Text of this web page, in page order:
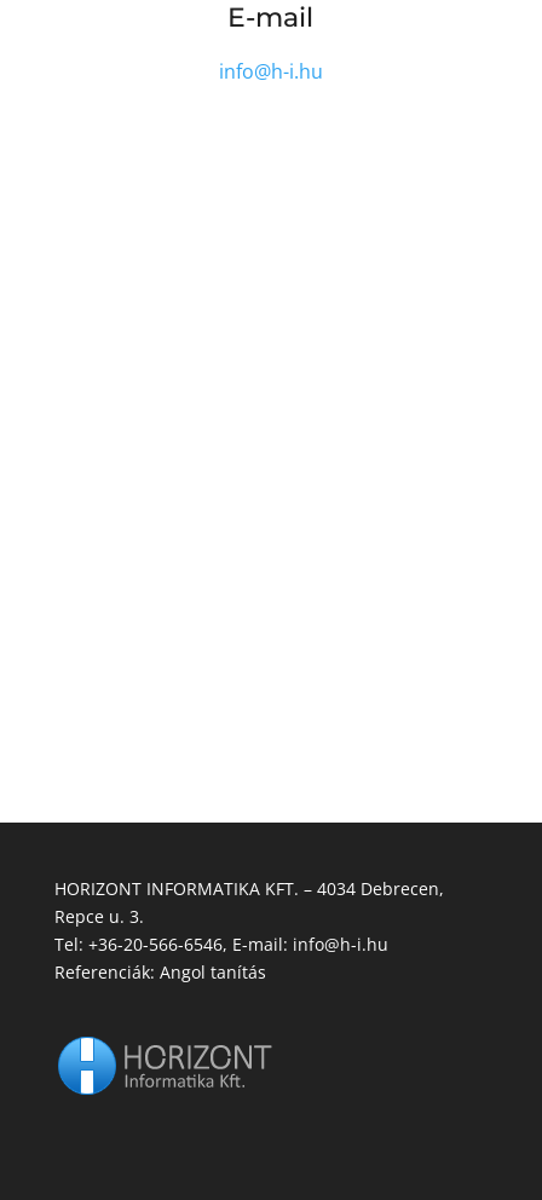
E-mail
info@h-i.hu
HORIZONT INFORMATIKA KFT. – 4034 Debrecen,
Repce u. 3.
Tel: +36-20-566-6546, E-mail: info@h-i.hu
Referenciák: Angol tanítás